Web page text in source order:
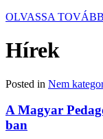
OLVASSA
Hírek
Posted in Nem
A Magyar
ban